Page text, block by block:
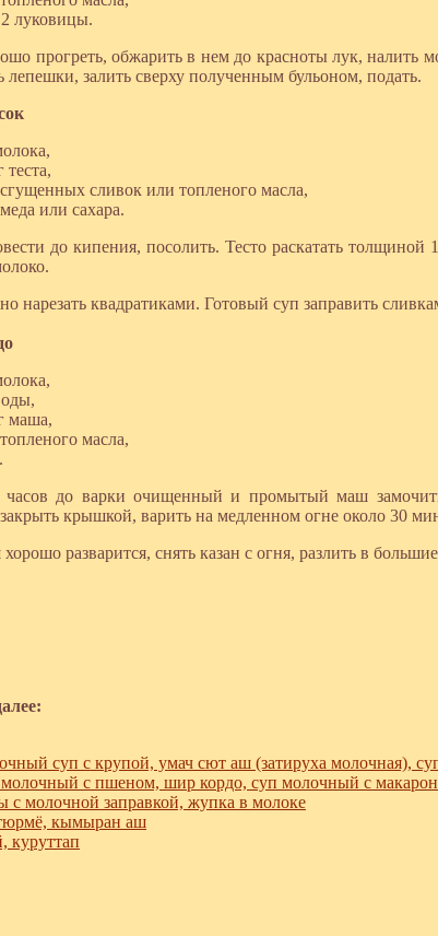
луковицы.
прогреть, обжарить в нем до красноты лук,
лепешки, залить сверху полученным бульоном, подать.
теста,
сливок или топленого масла,
или сахара.
до кипения, посолить. Тесто раскатать
нарезать квадратиками. Готовый суп заправить
маша,
масла,
до варки очищенный и промытый маш
крышкой, варить на медленном огне около 30
разварится, снять казан с огня, разлить в
суп с крупой, умач сют аш (затируха молочная),
с пшеном, шир кордо, суп молочный с
с молочной заправкой, жупка в молоке
кымыран аш
куруттап